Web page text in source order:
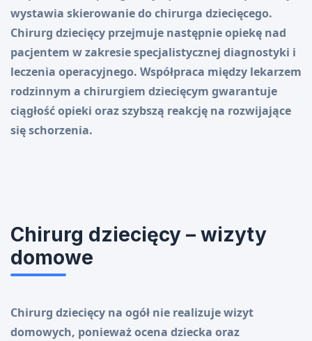
wystawia skierowanie do chirurga dziecięcego.
Chirurg dziecięcy przejmuje następnie opiekę nad
pacjentem w zakresie specjalistycznej diagnostyki i
leczenia operacyjnego. Współpraca między lekarzem
rodzinnym a chirurgiem dziecięcym gwarantuje
ciągłość opieki oraz szybszą reakcję na rozwijające
się schorzenia.
Chirurg dziecięcy – wizyty
domowe
Chirurg dziecięcy na ogół nie realizuje wizyt
domowych, ponieważ ocena dziecka oraz